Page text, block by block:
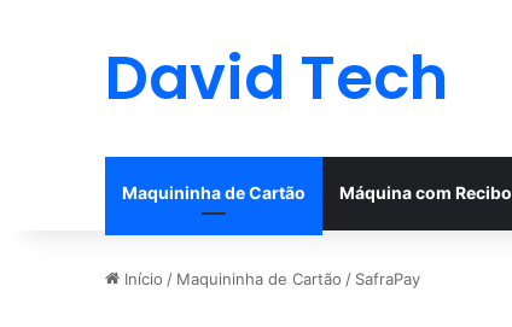
David Tech
Maquininha de Cartão Máquina com Recibo
Início / Maquininha de Cartão / SafraPay